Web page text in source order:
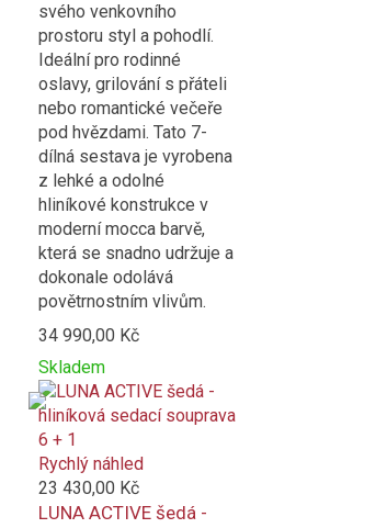
svého venkovního
prostoru styl a pohodlí.
Ideální pro rodinné
oslavy, grilování s přáteli
nebo romantické večeře
pod hvězdami. Tato 7-
dílná sestava je vyrobena
z lehké a odolné
hliníkové konstrukce v
moderní mocca barvě,
která se snadno udržuje a
dokonale odolává
povětrnostním vlivům.
34 990,00 Kč
Skladem
Přidat
k
porovnání
Product
is
added
to
compare
Rychlý náhled
23 430,00 Kč
LUNA ACTIVE šedá -